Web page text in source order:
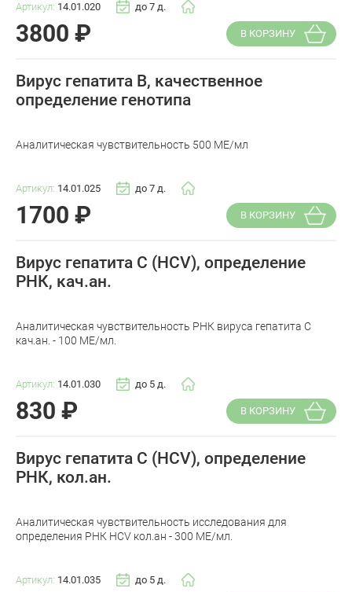
Артикул: 14.01.020 до 7 д.
3800 ₽ В КОРЗИНУ
Вирус гепатита В, качественное
определение генотипа
Аналитическая чувствительность 500 МЕ/мл
Артикул: 14.01.025 до 7 д.
1700 ₽ В КОРЗИНУ
Вирус гепатита С (HCV), определение
РНК, кач.ан.
Аналитическая чувствительность РНК вируса гепатита C
кач.ан. - 100 МЕ/мл.
Артикул: 14.01.030 до 5 д.
830 ₽ В КОРЗИНУ
Вирус гепатита С (HCV), определение
РНК, кол.ан.
Аналитическая чувствительность исследования для
определения РНК HCV кол.ан - 300 МЕ/мл.
Артикул: 14.01.035 до 5 д.